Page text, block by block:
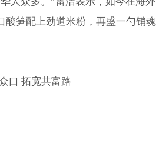
酸笋配上劲道米粉，再盛一勺销魂
口 拓宽共富路